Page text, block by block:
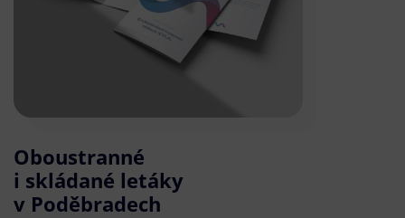
Oboustranné
i skládané letáky
v Poděbradech